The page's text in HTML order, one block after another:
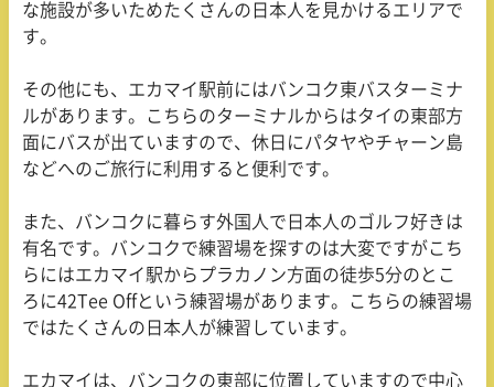
な施設が多いためたくさんの日本人を見かけるエリアで
す。
その他にも、エカマイ駅前にはバンコク東バスターミナ
ルがあります。こちらのターミナルからはタイの東部方
面にバスが出ていますので、休日にパタヤやチャーン島
などへのご旅行に利用すると便利です。
また、バンコクに暮らす外国人で日本人のゴルフ好きは
有名です。バンコクで練習場を探すのは大変ですがこち
らにはエカマイ駅からプラカノン方面の徒歩5分のとこ
ろに42Tee Offという練習場があります。こちらの練習場
ではたくさんの日本人が練習しています。
エカマイは、バンコクの東部に位置していますので中心